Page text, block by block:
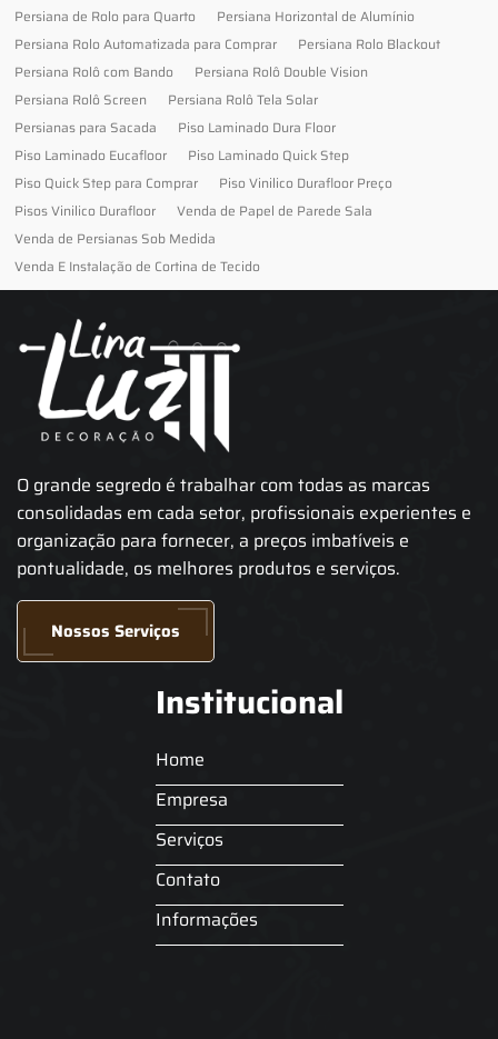
Persiana de Rolo para Quarto
Persiana Horizontal de Alumínio
Persiana Rolo Automatizada para Comprar
Persiana Rolo Blackout
Persiana Rolô com Bando
Persiana Rolô Double Vision
Persiana Rolô Screen
Persiana Rolô Tela Solar
Persianas para Sacada
Piso Laminado Dura Floor
Piso Laminado Eucafloor
Piso Laminado Quick Step
Piso Quick Step para Comprar
Piso Vinilico Durafloor Preço
Pisos Vinilico Durafloor
Venda de Papel de Parede Sala
Venda de Persianas Sob Medida
Venda E Instalação de Cortina de Tecido
O grande segredo é trabalhar com todas as marcas
consolidadas em cada setor, profissionais experientes e
organização para fornecer, a preços imbatíveis e
pontualidade, os melhores produtos e serviços.
Nossos Serviços
Institucional
Home
Empresa
Serviços
Contato
Informações